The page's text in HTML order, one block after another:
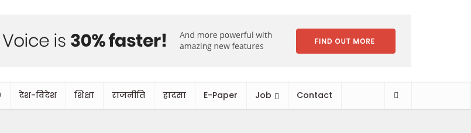
देश-विदेश शिक्षा राजनीति हादसा E-Paper Job Contact